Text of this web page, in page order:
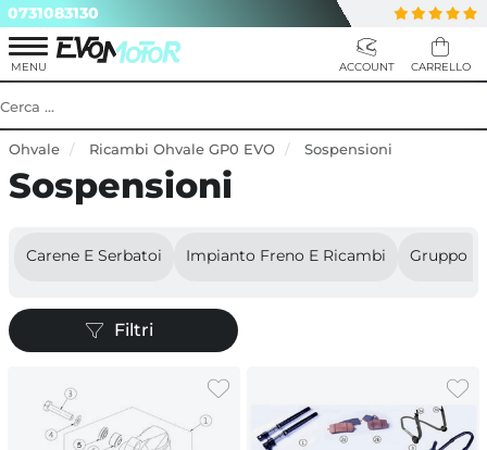
0731083130
Ohvale Ricambi Ohvale GP0 EVO Sospensioni
Sospensioni
Carene E Serbatoi Impianto Freno E Ricambi Gruppo
Filtri